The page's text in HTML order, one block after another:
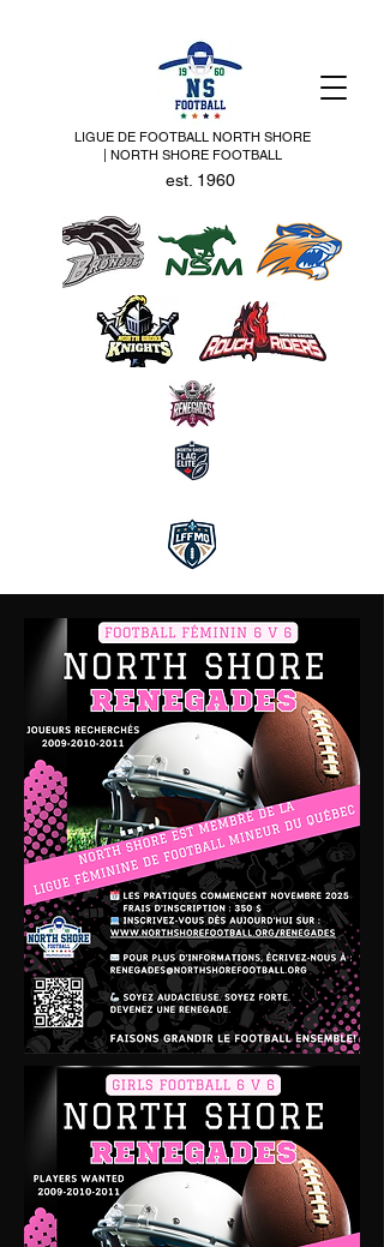
LIGUE DE FOOTBALL NORTH SHORE
| NORTH SHORE FOOTBALL
est. 1960